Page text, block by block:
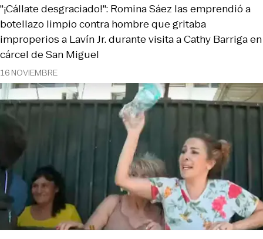
16 NOVIEMBRE
"¡Cállate desgraciado!": Romina Sáez las emprendió a
botellazo limpio contra hombre que gritaba
improperios a Lavín Jr. durante visita a Cathy Barriga en
cárcel de San Miguel